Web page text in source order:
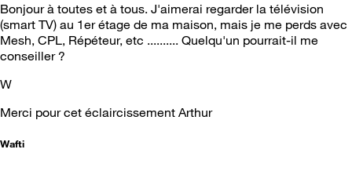
Bonjour à toutes et à tous. J'aimerai regarder la télévision
(smart TV) au 1er étage de ma maison, mais je me perds avec
Mesh, CPL, Répéteur, etc .......... Quelqu'un pourrait-il me
conseiller ?
W
Merci pour cet éclaircissement Arthur
Wafti